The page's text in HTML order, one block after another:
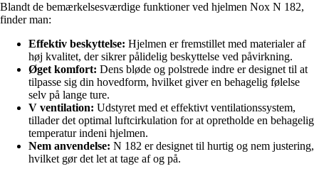
Blandt de bemærkelsesværdige funktioner ved hjelmen Nox N 182,
finder man:
Effektiv beskyttelse: Hjelmen er fremstillet med materialer af
høj kvalitet, der sikrer pålidelig beskyttelse ved påvirkning.
Øget komfort: Dens bløde og polstrede indre er designet til at
tilpasse sig din hovedform, hvilket giver en behagelig følelse
selv på lange ture.
V ventilation: Udstyret med et effektivt ventilationssystem,
tillader det optimal luftcirkulation for at opretholde en behagelig
temperatur indeni hjelmen.
Nem anvendelse: N 182 er designet til hurtig og nem justering,
hvilket gør det let at tage af og på.